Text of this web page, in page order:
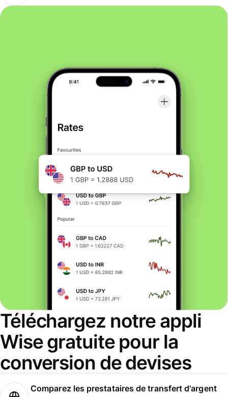
Téléchargez notre appli
Wise gratuite pour la
conversion de devises
Comparez les prestataires de transfert d'argent